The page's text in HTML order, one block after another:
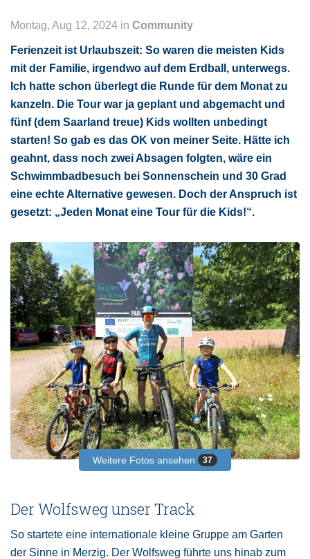
Montag, Aug 12, 2024 in Community
Ferienzeit ist Urlaubszeit: So waren die meisten Kids
mit der Familie, irgendwo auf dem Erdball, unterwegs.
Ich hatte schon überlegt die Runde für dem Monat zu
kanzeln. Die Tour war ja geplant und abgemacht und
fünf (dem Saarland treue) Kids wollten unbedingt
starten! So gab es das OK von meiner Seite. Hätte ich
geahnt, dass noch zwei Absagen folgten, wäre ein
Schwimmbadbesuch bei Sonnenschein und 30 Grad
eine echte Alternative gewesen. Doch der Anspruch ist
gesetzt: „Jeden Monat eine Tour für die Kids!“.
Weitere Fotos ansehen 37
Der Wolfsweg unser Track
So startete eine internationale kleine Gruppe am Garten
der Sinne in Merzig. Der Wolfsweg führte uns hinab zum